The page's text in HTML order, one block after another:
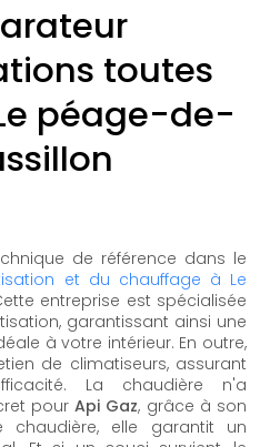
toutes
péage-de-
de référence dans le
et du chauffage à Le
entreprise est spécialisée
garantissant ainsi une
à votre intérieur. En outre,
de climatiseurs, assurant
La chaudière n'a
pourApi Gaz, grâce à son
chaudière, elle garantit un